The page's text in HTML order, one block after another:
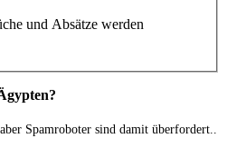
und Absätze werden
Spamroboter sind damit überfordert..